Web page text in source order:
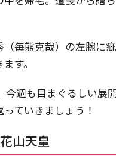
毎熊克哉）の左腕に
す。
週も目まぐるしい展
ていきましょう！
山天皇